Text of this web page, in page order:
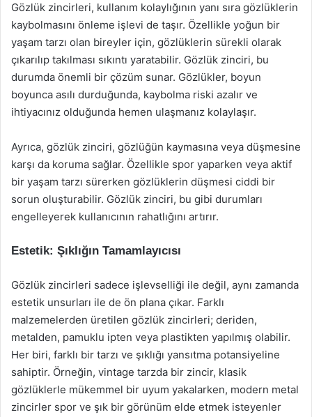
Gözlük zincirleri, kullanım kolaylığının yanı sıra gözlüklerin
kaybolmasını önleme işlevi de taşır. Özellikle yoğun bir
yaşam tarzı olan bireyler için, gözlüklerin sürekli olarak
çıkarılıp takılması sıkıntı yaratabilir. Gözlük zinciri, bu
durumda önemli bir çözüm sunar. Gözlükler, boyun
boyunca asılı durduğunda, kaybolma riski azalır ve
ihtiyacınız olduğunda hemen ulaşmanız kolaylaşır.
Ayrıca, gözlük zinciri, gözlüğün kaymasına veya düşmesine
karşı da koruma sağlar. Özellikle spor yaparken veya aktif
bir yaşam tarzı sürerken gözlüklerin düşmesi ciddi bir
sorun oluşturabilir. Gözlük zinciri, bu gibi durumları
engelleyerek kullanıcının rahatlığını artırır.
Estetik: Şıklığın Tamamlayıcısı
Gözlük zincirleri sadece işlevselliği ile değil, aynı zamanda
estetik unsurları ile de ön plana çıkar. Farklı
malzemelerden üretilen gözlük zincirleri; deriden,
metalden, pamuklu ipten veya plastikten yapılmış olabilir.
Her biri, farklı bir tarzı ve şıklığı yansıtma potansiyeline
sahiptir. Örneğin, vintage tarzda bir zincir, klasik
gözlüklerle mükemmel bir uyum yakalarken, modern metal
zincirler spor ve şık bir görünüm elde etmek isteyenler